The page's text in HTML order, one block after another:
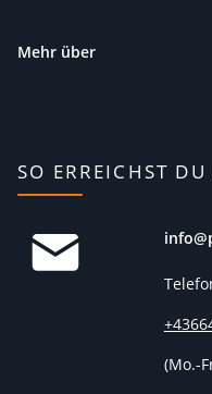
Mehr über
SO ERREICHST DU
(Mo.-